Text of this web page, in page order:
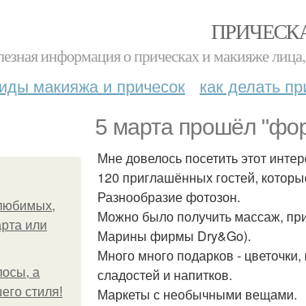
информация о прическах и макияже
макияжа и причесок как делать
5 марта прошёл
или
а
стиля!
Мне довелось посетить этот
120 приглашённых гостей,
Разнообразие фотозон.
Можно было получить массаж,
Марины фирмы Dry&Go).
Много много подарков -
сладостей и напитков.
Маркеты с необычными вещами.